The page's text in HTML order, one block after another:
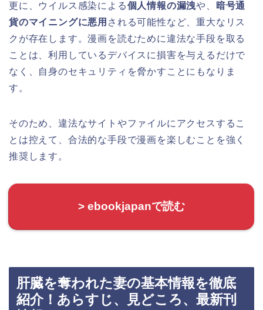
更に、ウイルス感染による個人情報の漏洩や、
暗号通
貨のマイニングに悪用 される可能性など、重大なリス
クが存在します。漫画を読むために違法な手段を取る
ことは、利用しているデバイスに損害を与えるだけで
なく、自身のセキュリティを脅かすことにもなりま
す。
そのため、違法なサイトやファイルにアクセスするこ
とは控えて、合法的な手段で漫画を楽しむことを強く
推奨します。
> ebookjapanで読む
肝臓を奪われた妻の基本情報を徹底
紹介！あらすじ、見どころ、最新刊